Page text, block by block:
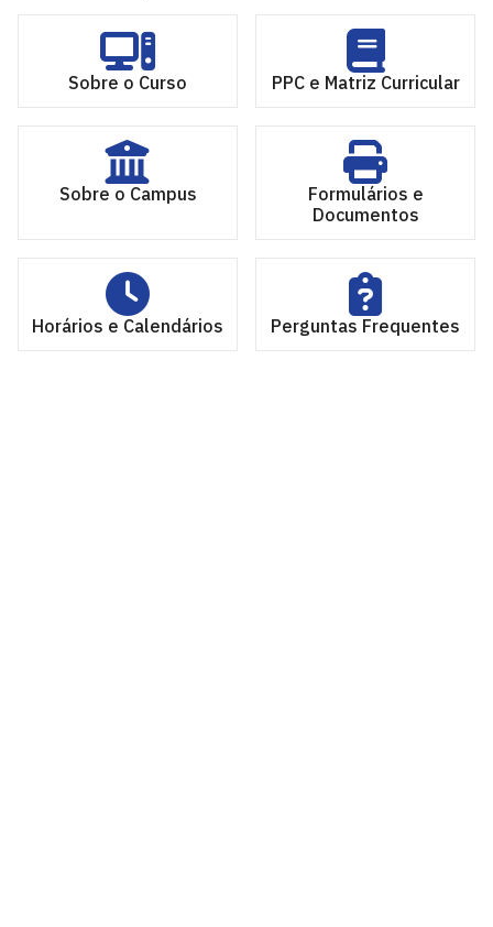
Sobre o Curso PPC e Matriz Curricular
Sobre o Campus
Formulários e
Documentos
Horários e Calendários Perguntas Frequentes